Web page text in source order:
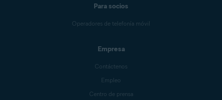
Para socios
Operadores de telefonía móvil
Empresa
Contáctenos
Empleo
Centro de prensa